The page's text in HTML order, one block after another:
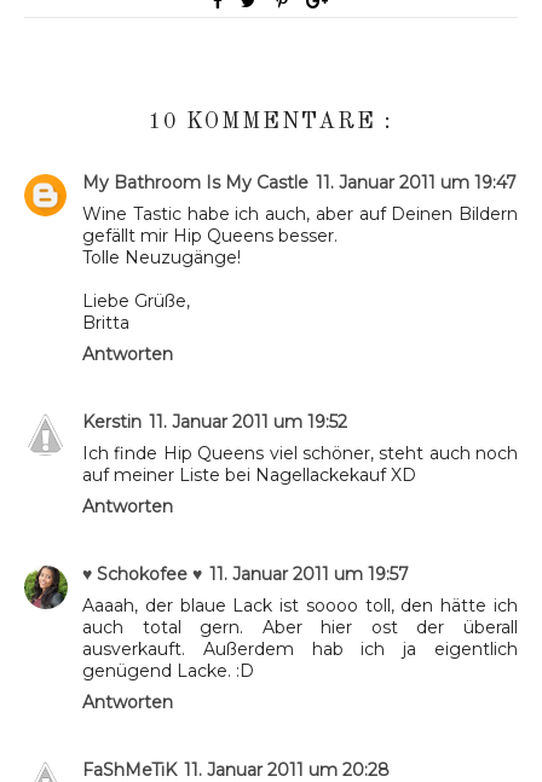
10 KOMMENTARE :
My Bathroom Is My Castle 11. Januar 2011 um 19:47
Wine Tastic habe ich auch, aber auf Deinen Bildern
gefällt mir Hip Queens besser.
Tolle Neuzugänge!
Liebe Grüße,
Britta
Antworten
Kerstin 11. Januar 2011 um 19:52
Ich finde Hip Queens viel schöner, steht auch noch
auf meiner Liste bei Nagellackekauf XD
Antworten
♥ Schokofee ♥ 11. Januar 2011 um 19:57
Aaaah, der blaue Lack ist soooo toll, den hätte ich
auch total gern. Aber hier ost der überall
ausverkauft. Außerdem hab ich ja eigentlich
genügend Lacke. :D
Antworten
FaShMeTiK 11. Januar 2011 um 20:28